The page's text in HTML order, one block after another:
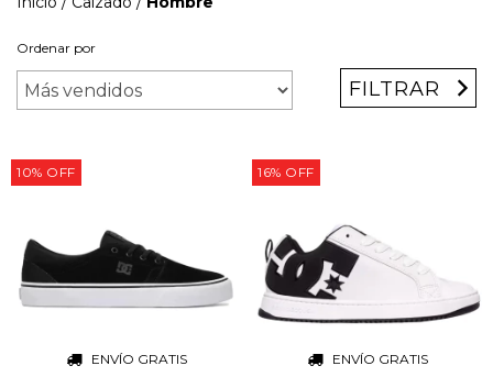
Ordenar por
FILTRAR
10% OFF
ENVÍO GRATIS
16% OFF
ENVÍO GRATIS